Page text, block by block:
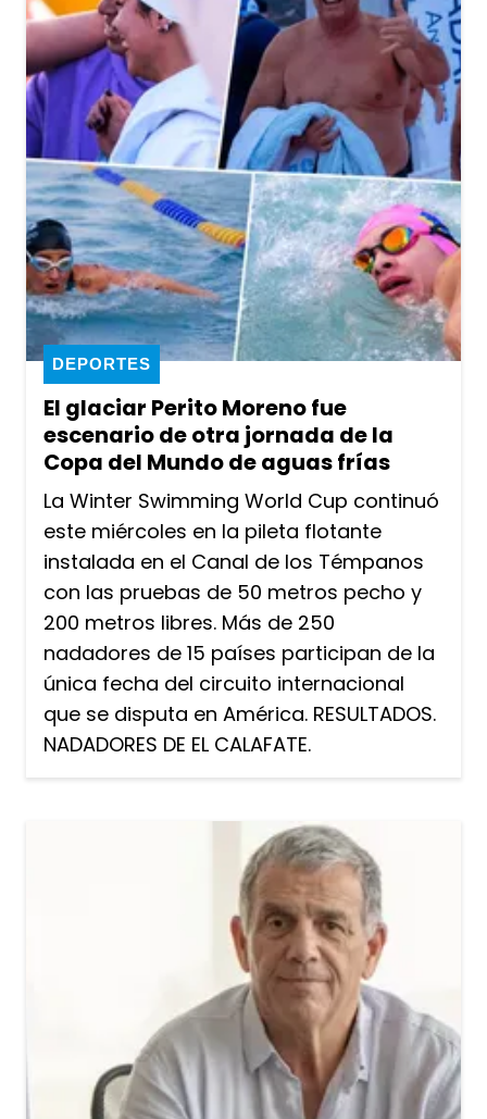
El glaciar Perito Moreno fue
escenario de otra jornada de la
Copa del Mundo de aguas frías
DEPORTES
La Winter Swimming World Cup continuó
este miércoles en la pileta flotante
instalada en el Canal de los Témpanos
con las pruebas de 50 metros pecho y
200 metros libres. Más de 250
nadadores de 15 países participan de la
única fecha del circuito internacional
que se disputa en América. RESULTADOS.
NADADORES DE EL CALAFATE.